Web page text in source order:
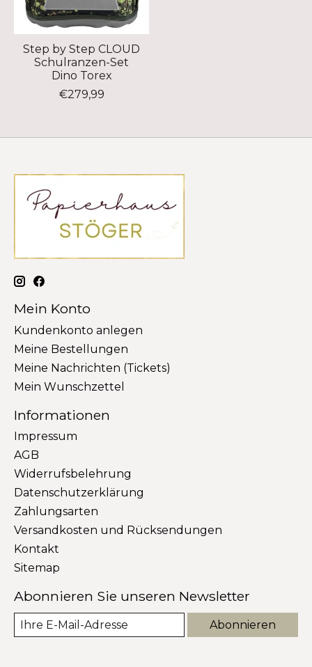
Step by Step CLOUD
Schulranzen-Set
Dino Torex
€279,99
Mein Konto
Kundenkonto anlegen
Meine Bestellungen
Meine Nachrichten (Tickets)
Mein Wunschzettel
Informationen
Impressum
AGB
Widerrufsbelehrung
Datenschutzerklärung
Zahlungsarten
Versandkosten und Rücksendungen
Kontakt
Sitemap
Abonnieren Sie unseren Newsletter
Abonnieren